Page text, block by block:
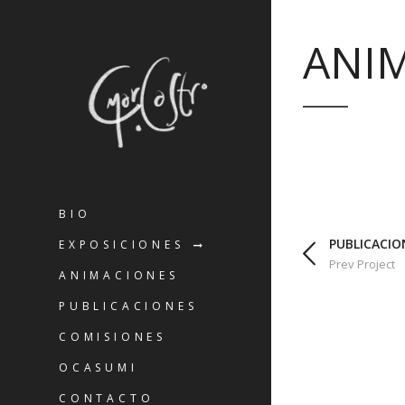
BIO
EXPOSICIONES
ANIMACIONES
PUBLICACIONES
COMISIONES
OCASUMI
CONTACTO
Prev Project